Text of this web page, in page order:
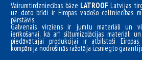
Vairumtirdzniecības bāze LATROOFLatvijas
uz doto brīdi ir Eiropas vadošo celtniecības
pārstāvis.
Galvenais virziens ir jumtu materiāli un
ierīkošanai, kā arī siltumizolācijas materiāli
piedāvātajai produkcijai ir atbilstoši
kompānija nodrošinās ražotāja izsniegto